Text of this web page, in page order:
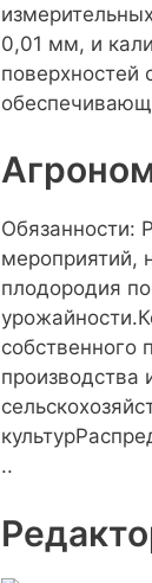
0,01 мм, и
поверхностей
Обязанности:
мероприятий,
плодородия
собственного
производства
..